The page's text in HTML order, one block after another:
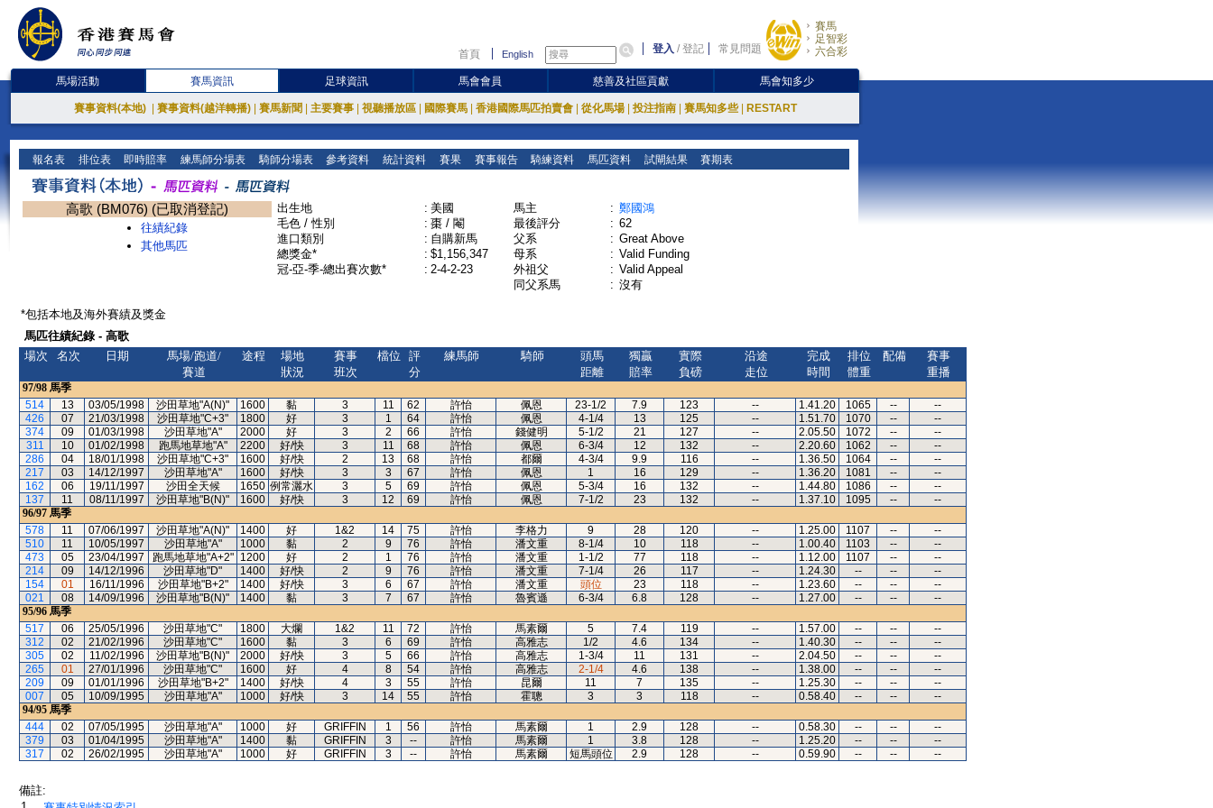
首頁 English 登入 /登記 常見問題
賽馬
足智彩
六合彩
馬場活動 賽馬資訊 足球資訊 馬會會員 慈善及社區貢獻 馬會知多少
賽事資料(本地) 賽事資料(越洋轉播) 賽馬新聞 主要賽事 視聽播放區 國際賽馬 香港國際馬匹拍賣會 從化馬場 投注指南 賽馬知多些 RESTART
報名表 排位表 即時賠率 練馬師分場表 騎師分場表 參考資料 統計資料 賽果 賽事報告 騎練資料 馬匹資料 試閘結果 賽期表
高歌 (BM076) (已取消登記)
往績紀錄
其他馬匹
出生地 : 美國
毛色 / 性別
: 棗 / 閹
進口類別
: 自購新馬
總獎金*
: $1,156,347
冠-亞-季-總出賽次數*
: 2-4-2-23
馬主 : 鄭國鴻
最後評分
: 62
父系
: Great Above
母系
: Valid Funding
外祖父
: Valid Appeal
同父系馬
: 沒有
*包括本地及海外賽績及獎金
馬匹往績紀錄 - 高歌
場次
名次 日期
馬場/跑道/
賽道
途程
場地
狀況
賽事
班次
檔位
評
分
練馬師 騎師
頭馬
距離
獨贏
賠率
實際
負磅
沿途
走位
完成
時間
排位
體重
配備
賽事
重播
97/98 馬季
514
13 03/05/1998 沙田草地"A(N)" 1600 黏 3 11 62 許怡 佩恩 23-1/2 7.9 123 -- 1.41.20 1065 --
--
426
07 21/03/1998 沙田草地"C+3" 1800 好 3 1 64 許怡 佩恩 4-1/4 13 125 -- 1.51.70 1070 --
--
374
09 01/03/1998 沙田草地"A" 2000 好 3 2 66 許怡 錢健明 5-1/2 21 127 -- 2.05.50 1072 --
--
311
10 01/02/1998 跑馬地草地"A" 2200 好/快 3 11 68 許怡 佩恩 6-3/4 12 132 -- 2.20.60 1062 --
--
286
04 18/01/1998 沙田草地"C+3" 1600 好/快 2 13 68 許怡 都爾 4-3/4 9.9 116 -- 1.36.50 1064 --
--
217
03 14/12/1997 沙田草地"A" 1600 好/快 3 3 67 許怡 佩恩 1 16 129 -- 1.36.20 1081 --
--
162
06 19/11/1997 沙田全天候 1650 例常灑水 3 5 69 許怡 佩恩 5-3/4 16 132 -- 1.44.80 1086 --
--
137
11 08/11/1997 沙田草地"B(N)" 1600 好/快 3 12 69 許怡 佩恩 7-1/2 23 132 -- 1.37.10 1095 --
--
96/97 馬季
578
11 07/06/1997 沙田草地"A(N)" 1400 好 1&2 14 75 許怡 李格力 9 28 120 -- 1.25.00 1107 --
--
510
11 10/05/1997 沙田草地"A" 1000 黏 2 9 76 許怡 潘文重 8-1/4 10 118 -- 1.00.40 1103 --
--
473
05 23/04/1997 跑馬地草地"A+2" 1200 好 2 1 76 許怡 潘文重 1-1/2 77 118 -- 1.12.00 1107 --
--
214
09 14/12/1996 沙田草地"D" 1400 好/快 2 9 76 許怡 潘文重 7-1/4 26 117 -- 1.24.30 -- --
--
154
01 16/11/1996 沙田草地"B+2" 1400 好/快 3 6 67 許怡 潘文重 頭位 23 118 -- 1.23.60 -- --
--
021
08 14/09/1996 沙田草地"B(N)" 1400 黏 3 7 67 許怡 魯賓遜 6-3/4 6.8 128 -- 1.27.00 -- --
--
95/96 馬季
517
06 25/05/1996 沙田草地"C" 1800 大爛 1&2 11 72 許怡 馬素爾 5 7.4 119 -- 1.57.00 -- --
--
312
02 21/02/1996 沙田草地"C" 1600 黏 3 6 69 許怡 高雅志 1/2 4.6 134 -- 1.40.30 -- --
--
305
02 11/02/1996 沙田草地"B(N)" 2000 好/快 3 5 66 許怡 高雅志 1-3/4 11 131 -- 2.04.50 -- --
--
265
01 27/01/1996 沙田草地"C" 1600 好 4 8 54 許怡 高雅志 2-1/4 4.6 138 -- 1.38.00 -- --
--
209
09 01/01/1996 沙田草地"B+2" 1400 好/快 4 3 55 許怡 昆爾 11 7 135 -- 1.25.30 -- --
--
007
05 10/09/1995 沙田草地"A" 1000 好/快 3 14 55 許怡 霍聰 3 3 118 -- 0.58.40 -- --
--
94/95 馬季
444
02 07/05/1995 沙田草地"A" 1000 好 GRIFFIN 1 56 許怡 馬素爾 1 2.9 128 -- 0.58.30 -- --
--
379
03 01/04/1995 沙田草地"A" 1400 黏 GRIFFIN 3 -- 許怡 馬素爾 1 3.8 128 -- 1.25.20 -- --
--
317
02 26/02/1995 沙田草地"A" 1000 好 GRIFFIN 3 -- 許怡 馬素爾 短馬頭位 2.9 128 -- 0.59.90 -- -- --
備註: